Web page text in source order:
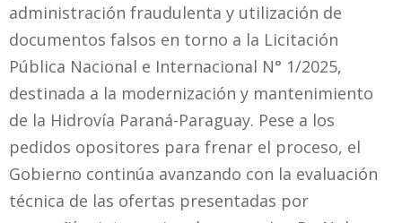
administración fraudulenta y utilización de
documentos falsos en torno a la Licitación
Pública Nacional e Internacional N° 1/2025,
destinada a la modernización y mantenimiento
de la Hidrovía Paraná-Paraguay. Pese a los
pedidos opositores para frenar el proceso, el
Gobierno continúa avanzando con la evaluación
técnica de las ofertas presentadas por